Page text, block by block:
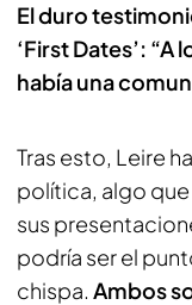
El duro
‘First Dates’: “A
había una
Tras esto, Leire
política, algo
sus
podría ser el
chispa. Ambos